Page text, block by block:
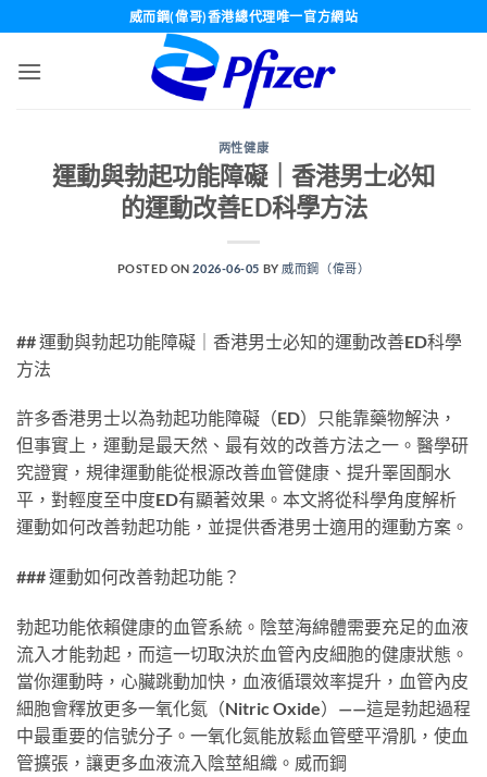
content
威而鋼(偉哥)香港總代理唯一官方網站
两性健康
運動與勃起功能障礙｜香港男士必知
的運動改善ED科學方法
POSTED ON2026-06-05 BY 威而鋼（偉哥）
## 運動與勃起功能障礙｜香港男士必知的運動改善ED科學
方法
許多香港男士以為勃起功能障礙（ED）只能靠藥物解決，
但事實上，運動是最天然、最有效的改善方法之一。醫學研
究證實，規律運動能從根源改善血管健康、提升睪固酮水
平，對輕度至中度ED有顯著效果。本文將從科學角度解析
運動如何改善勃起功能，並提供香港男士適用的運動方案。
### 運動如何改善勃起功能？
勃起功能依賴健康的血管系統。陰莖海綿體需要充足的血液
流入才能勃起，而這一切取決於血管內皮細胞的健康狀態。
當你運動時，心臟跳動加快，血液循環效率提升，血管內皮
細胞會釋放更多一氧化氮（Nitric Oxide）——這是勃起過程
中最重要的信號分子。一氧化氮能放鬆血管壁平滑肌，使血
管擴張，讓更多血液流入陰莖組織。威而鋼